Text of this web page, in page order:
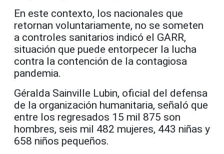
En este contexto, los nacionales que
retornan voluntariamente, no se someten
a controles sanitarios indicó el GARR,
situación que puede entorpecer la lucha
contra la contención de la contagiosa
pandemia.
Géralda Sainville Lubin, oficial del defensa
de la organización humanitaria, señaló que
entre los regresados 15 mil 875 son
hombres, seis mil 482 mujeres, 443 niñas y
658 niños pequeños.